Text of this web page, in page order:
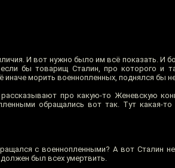
И вот нужно было им всё показать. И
бы товарищ Сталин, про которого и
морить военнопленных, поднялся бы
про какую-то Женевскую
обращались вот так. Тут какая-
с военнопленными? А вот Сталин
был всех умертвить.